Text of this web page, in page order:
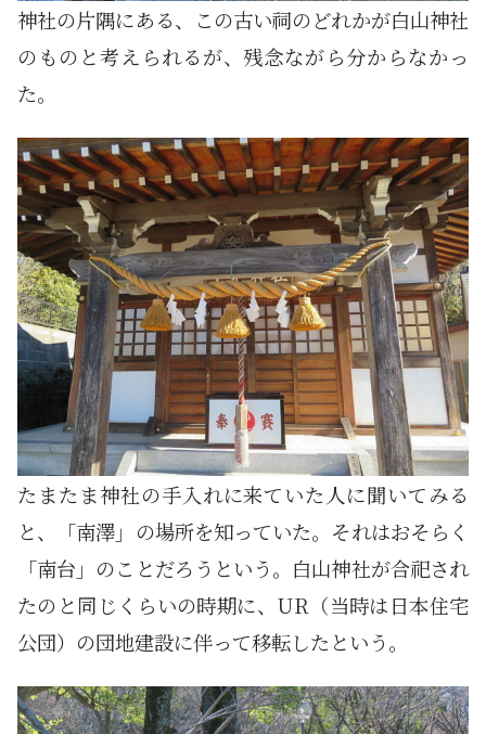
神社の片隅にある、この古い祠のどれかが白山神社
のものと考えられるが、残念ながら分からなかっ
た。
たまたま神社の手入れに来ていた人に聞いてみる
と、「南澤」の場所を知っていた。それはおそらく
「南台」のことだろうという。白山神社が合祀され
たのと同じくらいの時期に、UR（当時は日本住宅
公団）の団地建設に伴って移転したという。